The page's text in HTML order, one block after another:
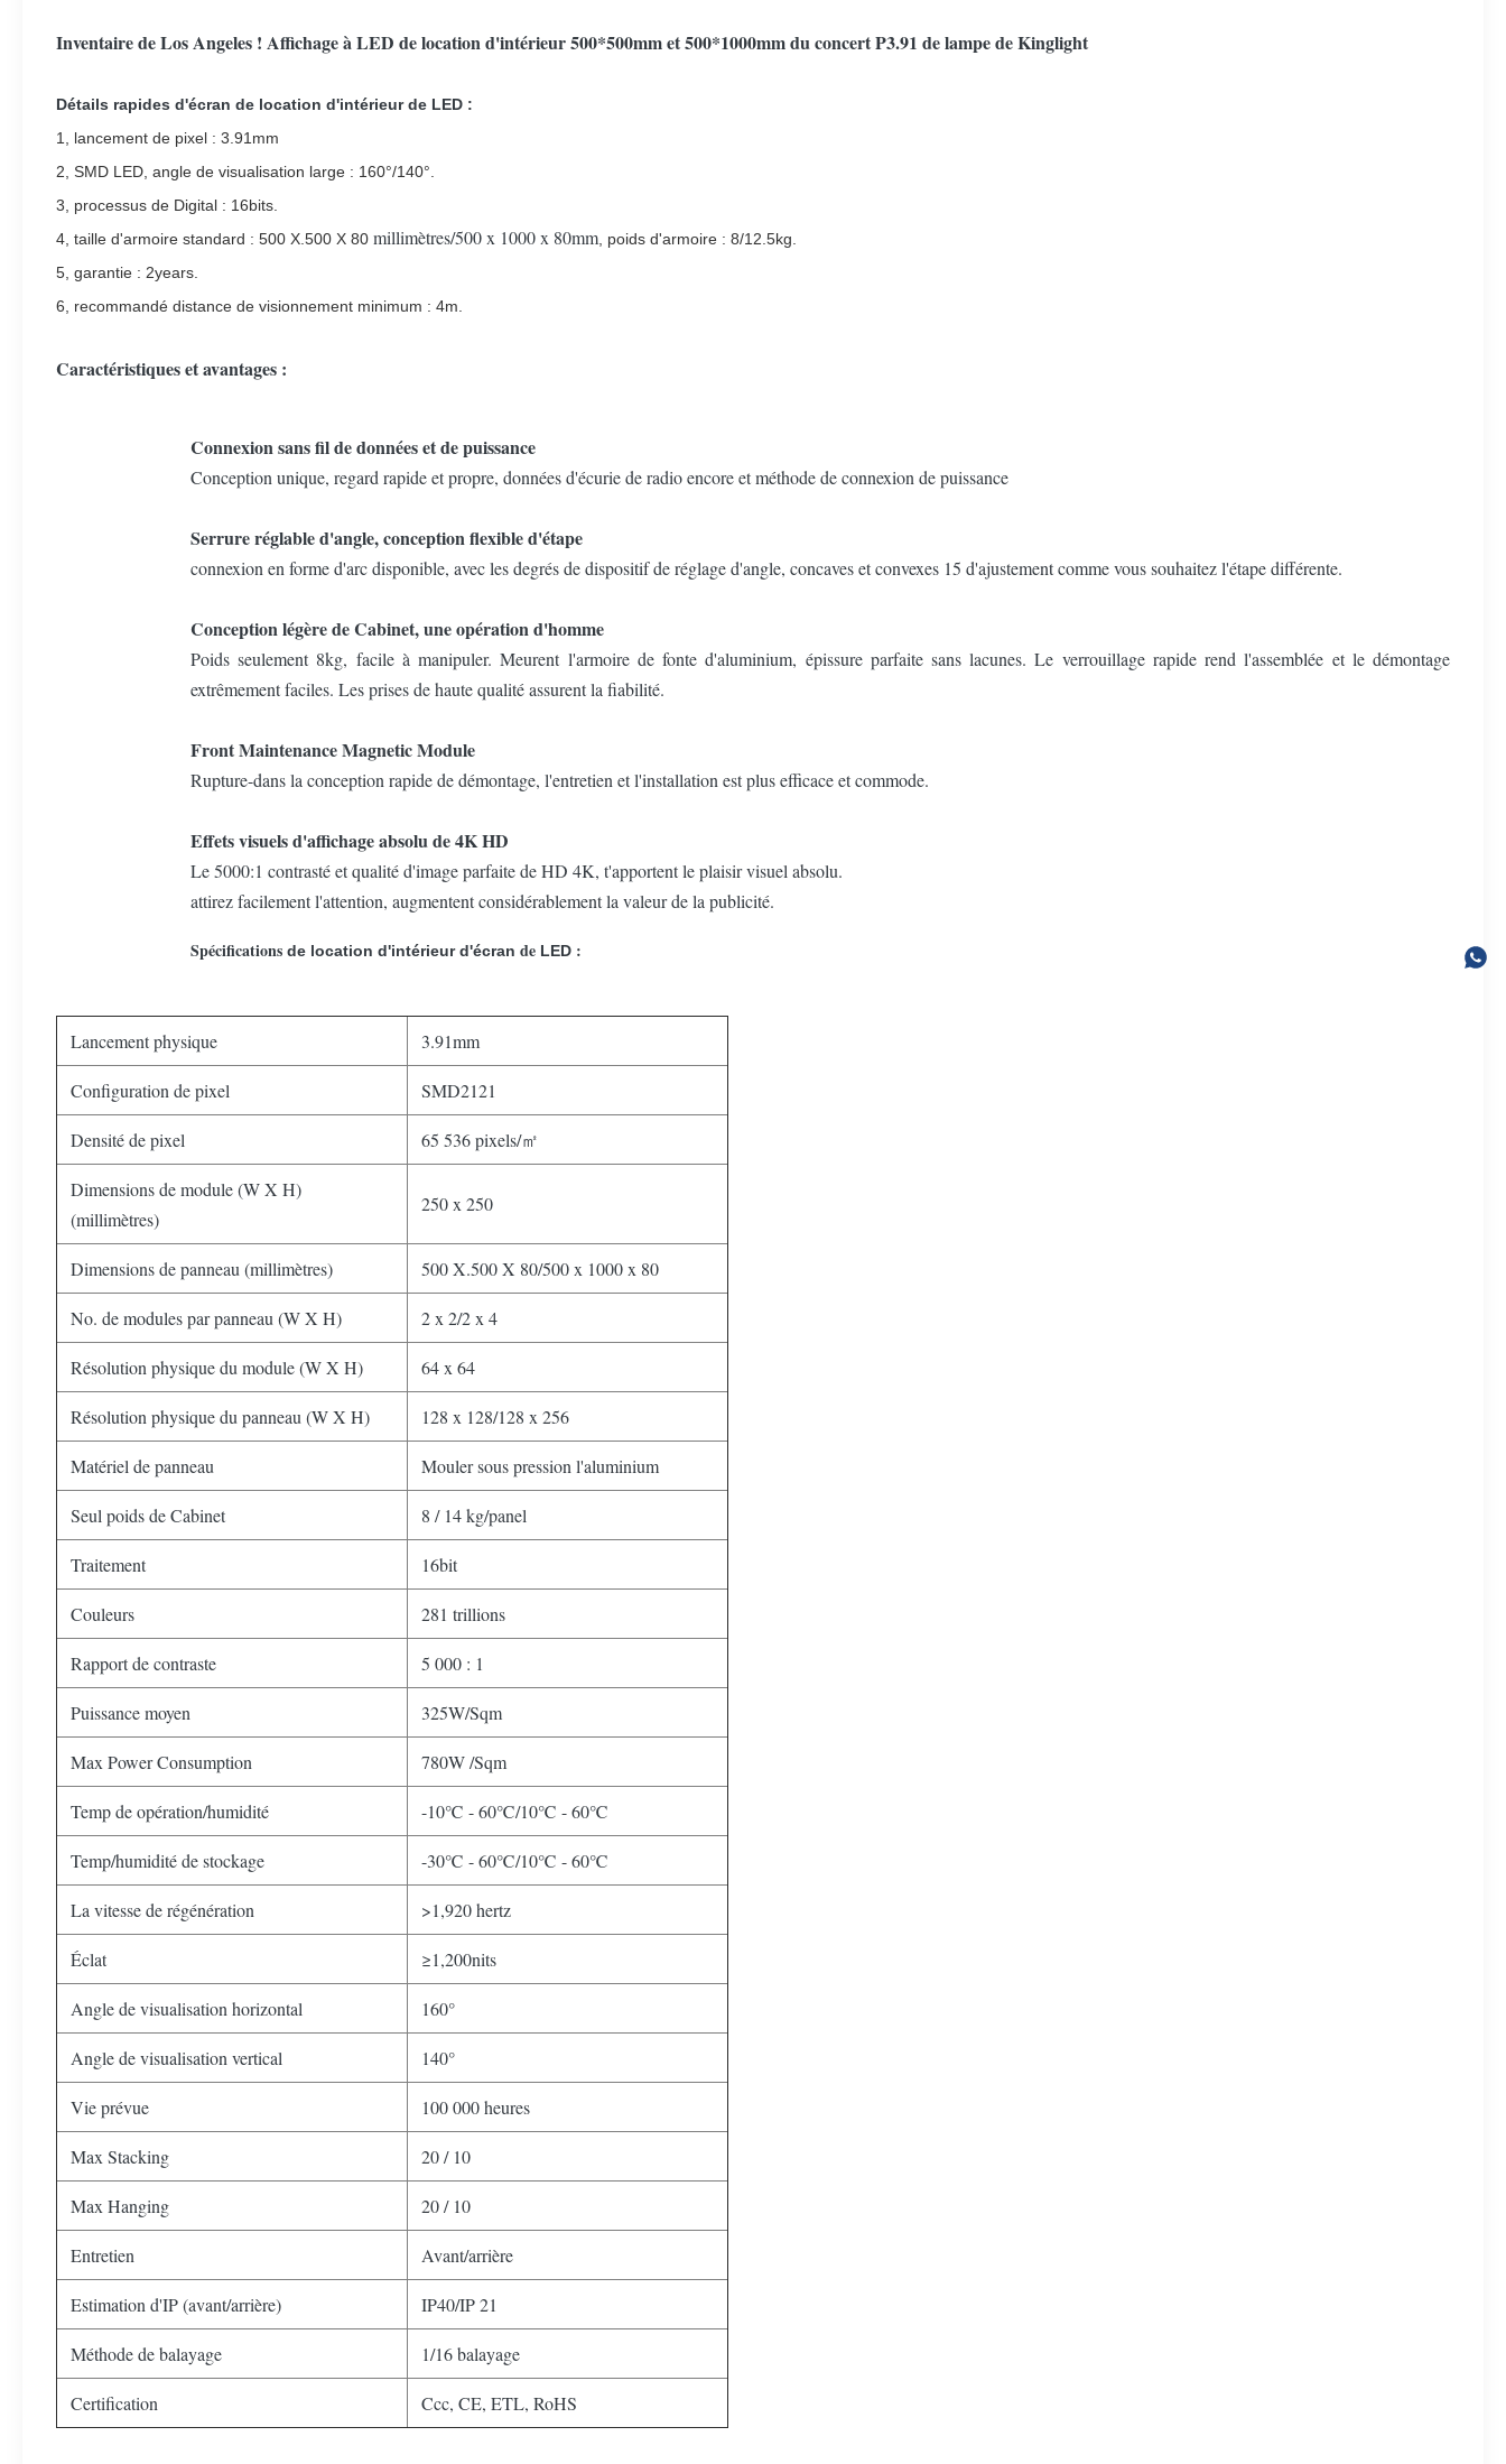
Inventaire de Los Angeles ! Affichage à LED de location d'intérieur 500*500mm et 500*1000mm du concert P3.91 de lampe de Kinglight
Détails rapides d'écran de location d'intérieur de LED :
1, lancement de pixel : 3.91mm
2, SMD LED, angle de visualisation large : 160°/140°.
3, processus de Digital : 16bits.
4, taille d'armoire standard : 500 X.500 X 80 millimètres/500 x 1000 x 80mm , poids d'armoire : 8/12.5kg.
5, garantie : 2years.
6, recommandé distance de visionnement minimum : 4m.
Caractéristiques et avantages :
Connexion sans fil de données et de puissance
Conception unique, regard rapide et propre, données d'écurie de radio encore et méthode de connexion de puissance
Serrure réglable d'angle, conception flexible d'étape
connexion en forme d'arc disponible, avec les degrés de dispositif de réglage d'angle, concaves et convexes 15 d'ajustement comme vous souhaitez l'étape différente.
Conception légère de Cabinet, une opération d'homme
Poids seulement 8kg, facile à manipuler. Meurent l'armoire de fonte d'aluminium, épissure parfaite sans lacunes. Le verrouillage rapide rend l'assemblée et le démontage
extrêmement faciles. Les prises de haute qualité assurent la fiabilité.
Front Maintenance Magnetic Module
Rupture-dans la conception rapide de démontage, l'entretien et l'installation est plus efficace et commode.
Effets visuels d'affichage absolu de 4K HD
Le 5000:1 contrasté et qualité d'image parfaite de HD 4K, t'apportent le plaisir visuel absolu.
attirez facilement l'attention, augmentent considérablement la valeur de la publicité.
Spécifications de location d'intérieur d'écran de LED :
Lancement physique 3.91mm
Configuration de pixel SMD2121
Densité de pixel 65 536 pixels/㎡
Dimensions de module (W X H)
(millimètres)
250 x 250
Dimensions de panneau (millimètres) 500 X.500 X 80/500 x 1000 x 80
No. de modules par panneau (W X H) 2 x 2/2 x 4
Résolution physique du module (W X H) 64 x 64
Résolution physique du panneau (W X H) 128 x 128/128 x 256
Matériel de panneau Mouler sous pression l'aluminium
Seul poids de Cabinet 8 / 14 kg/panel
Traitement 16bit
Couleurs 281 trillions
Rapport de contraste 5 000 : 1
Puissance moyen 325W/Sqm
Max Power Consumption 780W /Sqm
Temp de opération/humidité -10℃ - 60℃/10℃ - 60℃
Temp/humidité de stockage -30℃ - 60℃/10℃ - 60℃
La vitesse de régénération >1,920 hertz
Éclat ≥1,200nits
Angle de visualisation horizontal 160°
Angle de visualisation vertical 140°
Vie prévue 100 000 heures
Max Stacking 20 / 10
Max Hanging 20 / 10
Entretien Avant/arrière
Estimation d'IP (avant/arrière) IP40/IP 21
Méthode de balayage 1/16 balayage
Certification Ccc, CE, ETL, RoHS